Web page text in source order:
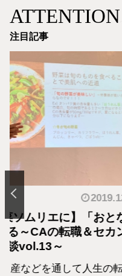
ATTENTION
注目記事
の
ド
換
若狭 遥
日系CAから海
OLを目指した理
日本の会社を辞め
外で働くなんてハ